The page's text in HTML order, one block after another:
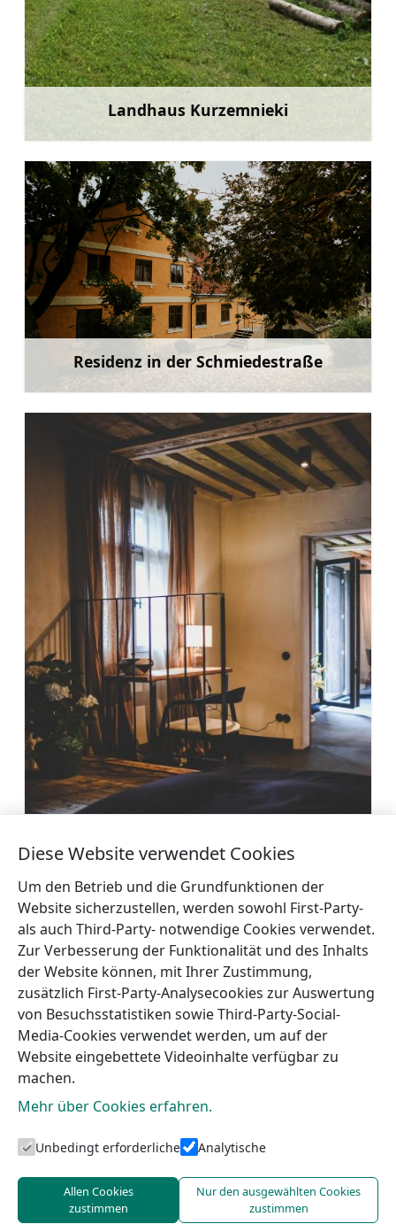
Landhaus Kurzemnieki
Residenz in der Schmiedestraße
Mehr
Boutique Hotel Altenburg
←Ferienhaus „Lauku
Lagūna“
Hotel Rojas Pērle
→
Touristeninformation von Talsi
Diese Website verwendet Cookies
Um den Betrieb und die Grundfunktionen der
Website sicherzustellen, werden sowohl First-Party-
als auch Third-Party- notwendige Cookies verwendet.
Zur Verbesserung der Funktionalität und des Inhalts
der Website können, mit Ihrer Zustimmung,
zusätzlich First-Party-Analysecookies zur Auswertung
von Besuchsstatistiken sowie Third-Party-Social-
Media-Cookies verwendet werden, um auf der
Website eingebettete Videoinhalte verfügbar zu
machen.
Mehr über Cookies erfahren.
Unbedingt erforderliche Analytische
Allen Cookies
zustimmen
Nur den ausgewählten Cookies
zustimmen